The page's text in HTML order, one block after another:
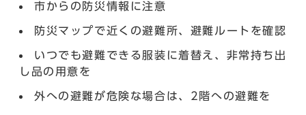
市からの防災情報に注意
防災マップで近くの避難所、避難ルートを確認
いつでも避難できる服装に着替え、非常持ち出
し品の用意を
外への避難が危険な場合は、2階への避難を